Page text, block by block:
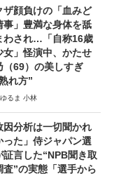
ザ顔負けの「血みど
事」豊満な身体を舐
わされ…「自称16歳
女」怪演中、かたせ
（69）の美しすぎ
れ方”
ゆるま 小林
因分析は一切聞かれ
った」侍ジャパン選
証言した“NPB聞き取
査”の実態「選手から